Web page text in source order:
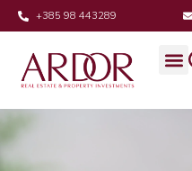
+385 98 443289